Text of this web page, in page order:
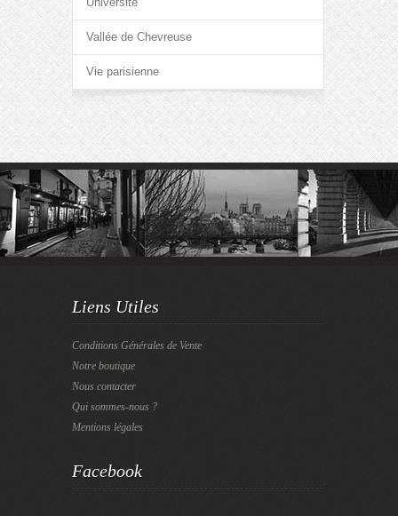
Vallée de Chevreuse
Vie parisienne
Liens Utiles
Conditions Générales de Vente
Notre boutique
Nous contacter
Qui sommes-nous ?
Mentions légales
Facebook